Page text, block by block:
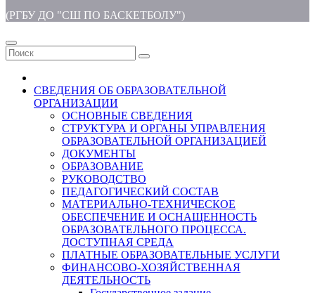
(РГБУ ДО "СШ ПО БАСКЕТБОЛУ")
СВЕДЕНИЯ ОБ ОБРАЗОВАТЕЛЬНОЙ
ОРГАНИЗАЦИИ
ОСНОВНЫЕ СВЕДЕНИЯ
СТРУКТУРА И ОРГАНЫ УПРАВЛЕНИЯ
ОБРАЗОВАТЕЛЬНОЙ ОРГАНИЗАЦИЕЙ
ДОКУМЕНТЫ
ОБРАЗОВАНИЕ
РУКОВОДСТВО
ПЕДАГОГИЧЕСКИЙ СОСТАВ
МАТЕРИАЛЬНО-ТЕХНИЧЕСКОЕ
ОБЕСПЕЧЕНИЕ И ОСНАЩЕННОСТЬ
ОБРАЗОВАТЕЛЬНОГО ПРОЦЕССА.
ДОСТУПНАЯ СРЕДА
ПЛАТНЫЕ ОБРАЗОВАТЕЛЬНЫЕ УСЛУГИ
ФИНАНСОВО-ХОЗЯЙСТВЕННАЯ
ДЕЯТЕЛЬНОСТЬ